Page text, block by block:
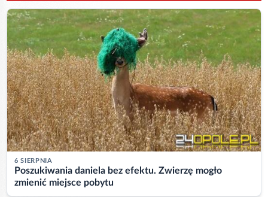
6 SIERPNIA
Poszukiwania daniela bez efektu. Zwierzę mogło
zmienić miejsce pobytu